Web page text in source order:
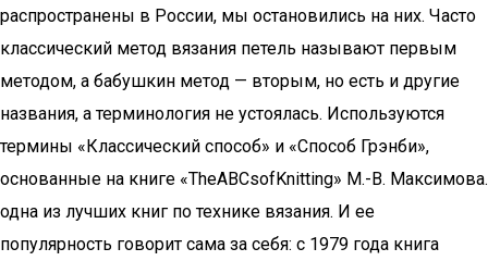
распространены в России, мы остановились на них. Часто
классический метод вязания петель называют первым
методом, а бабушкин метод — вторым, но есть и другие
названия, а терминология не устоялась. Используются
термины «Классический способ» и «Способ Грэнби»,
основанные на книге «TheABCsofKnitting» М.-В. Максимова.
одна из лучших книг по технике вязания. И ее
популярность говорит сама за себя: с 1979 года книга